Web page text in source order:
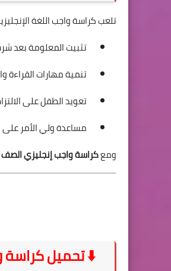
تلعب كراسة واجب اللغة
تثبيت المعلومة بعد
تنمية مهارات القراءة
تعويد الطفل على
مساعدة ولي الأمر
ومعكراسة واجب إنجليزي الصف